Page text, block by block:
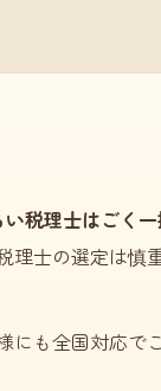
税理士はごく一
理士の選定は慎
にも全国対応で